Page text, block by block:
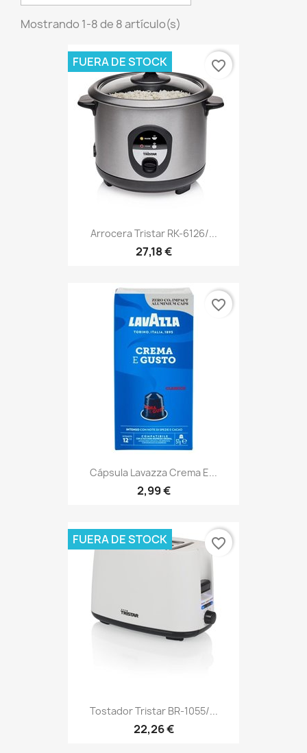
Mostrando 1-8 de 8 artículo(s)
Arrocera Tristar RK-6126/...
27,18 €
FUERA DE STOCK favorite_border
Cápsula Lavazza Crema E...
2,99 €
favorite_border
Tostador Tristar BR-1055/...
22,26 €
FUERA DE STOCK favorite_border